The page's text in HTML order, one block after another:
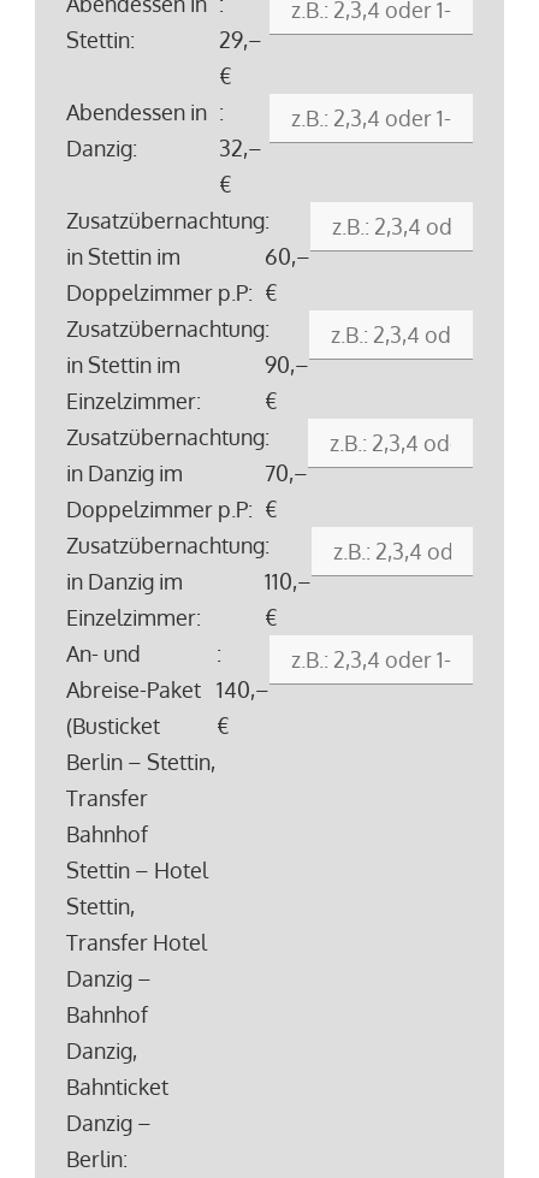
Stettin:
29,–
€
Abendessen in
Danzig:
:
32,–
€
Zusatzübernachtung
in Stettin im
Doppelzimmer p.P:
:
60,–
€
Zusatzübernachtung
in Stettin im
Einzelzimmer:
:
90,–
€
Zusatzübernachtung
in Danzig im
Doppelzimmer p.P:
:
70,–
€
Zusatzübernachtung
in Danzig im
Einzelzimmer:
:
110,–
€
An- und
Abreise-Paket
(Busticket
Berlin – Stettin,
Transfer
Bahnhof
Stettin – Hotel
Stettin,
Transfer Hotel
Danzig –
Bahnhof
Danzig,
Bahnticket
Danzig –
Berlin:
:
140,–
€